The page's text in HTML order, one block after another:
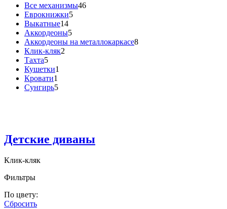
Все механизмы46
Еврокнижки5
Выкатные14
Аккордеоны5
Аккордеоны на металлокаркасе8
Клик-кляк2
Тахта5
Кушетки1
Кровати1
Сунгирь5
Детские диваны
Клик-кляк
Фильтры
По цвету:
Сбросить